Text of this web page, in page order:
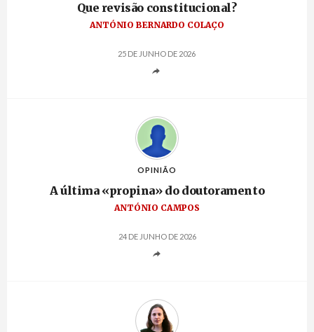
Que revisão constitucional?
ANTÓNIO BERNARDO COLAÇO
25 DE JUNHO DE 2026
OPINIÃO
A última «propina» do doutoramento
ANTÓNIO CAMPOS
24 DE JUNHO DE 2026